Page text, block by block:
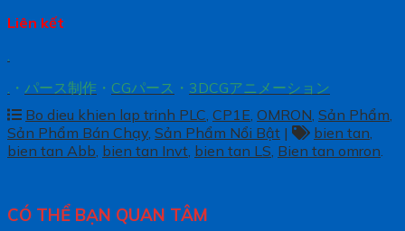
Liên kết
・ パース制作 ・ CGパース ・ 3DCGアニメーション
Bo dieu khien lap trinh PLC CP1E OMRON Sản Phẩm
Sản Phẩm Bán Chạy Sản Phẩm Nổi Bật | bien tan
bien tan Abb bien tan Invt bien tan LS Bien tan omron
CÓ THỂ BẠN QUAN TÂM